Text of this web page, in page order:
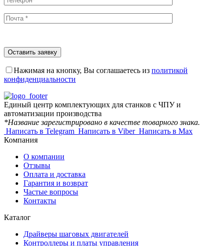
Нажимая на кнопку, Вы соглашаетесь из политикой
конфиденциальности
Единый центр комплектующих для станков с ЧПУ и
автоматизации производства
*Название зарегистрировано в качестве товарного знака.
Написать в Telegram Написать в Viber Написать в Max
Компания
О компании
Отзывы
Оплата и доставка
Гарантия и возврат
Частые вопросы
Контакты
Каталог
Драйверы шаговых двигателей
Контроллеры и платы управления